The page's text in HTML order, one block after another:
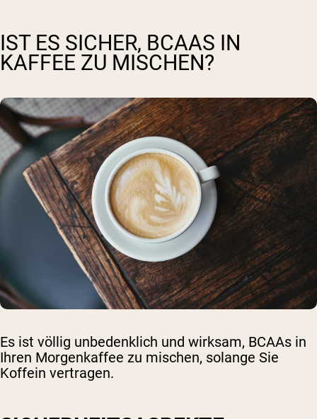
IST ES SICHER, BCAAS IN
KAFFEE ZU MISCHEN?
Es ist völlig unbedenklich und wirksam, BCAAs in
Ihren Morgenkaffee zu mischen, solange Sie
Koffein vertragen.